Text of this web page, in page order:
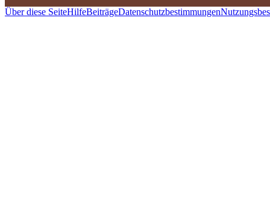
Über diese SeiteHilfeBeiträgeDatenschutzbestimmungen